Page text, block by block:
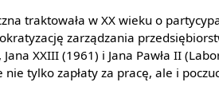
traktowała w XX wieku o
zarządzania
XXIII (1961) i Jana Pawła II
nie tylko zapłaty za pracę, ale i